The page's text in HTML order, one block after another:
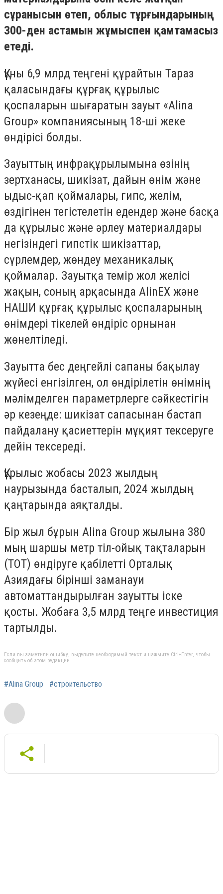
сұранысын өтеп, облыс тұрғындарының
300-ден астамын жұмыспен қамтамасыз
етеді.
Құны 6,9 млрд теңгені құрайтын Тараз
қаласындағы құрғақ құрылыс
қоспаларын шығаратын зауыт «Alina
Group» компаниясының 18-ші жеке
өндірісі болды.
Зауыттың инфрақұрылымына өзінің
зертханасы, шикізат, дайын өнім және
ыдыс-қап қоймалары, гипс, желім,
өздігінен тегістелетін едендер және басқа
да құрылыс және әрлеу материалдары
негізіндегі гипстік шикізаттар,
сүрлемдер, жөндеу механикалық
қоймалар. Зауытқа темір жол желісі
жақын, соның арқасында AlinEX және
НАШИ құрғақ құрылыс қоспаларының
өнімдері тікелей өндіріс орнынан
жөнелтіледі.
Зауытта бес деңгейлі сапаны бақылау
жүйесі енгізілген, ол өндірілетін өнімнің
мәлімделген параметрлерге сәйкестігін
әр кезеңде: шикізат сапасынан бастап
пайдалану қасиеттерін мұқият тексеруге
дейін тексереді.
Құрылыс жобасы 2023 жылдың
наурызында басталып, 2024 жылдың
қаңтарында аяқталды.
Бір жыл бұрын Alina Group жылына 380
мың шаршы метр тіл-ойық тақталарын
(ТОТ) өндіруге қабілетті Орталық
Азиядағы бірінші заманауи
автоматтандырылған зауытты іске
қосты. Жобаға 3,5 млрд теңге инвестиция
тартылды.
Если вы заметили ошибку, выделите необходимый текст и нажмите Ctrl+Enter, чтобы
сообщить об этом редакции
#Alina Group #строительство